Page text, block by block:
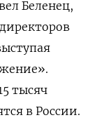
Беленец,
тысяч
в России.